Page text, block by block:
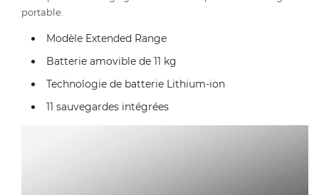
portable.
Modèle Extended Range
Batterie amovible de 11 kg
Technologie de batterie Lithium-ion
11 sauvegardes intégrées